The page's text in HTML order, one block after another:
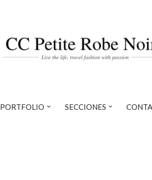
PORTFOLIO SECCIONES